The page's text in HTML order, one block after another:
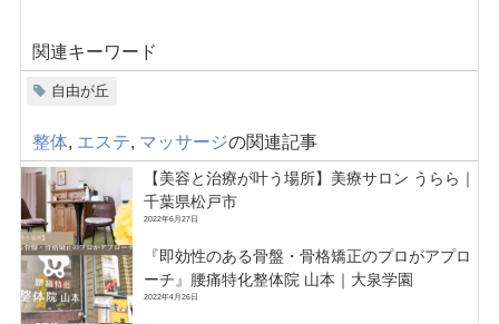
関連キーワード
自由が丘
整体, エステ, マッサージの関連記事
【美容と治療が叶う場所】美療サロン うらら｜
千葉県松戸市
2022年6月27日
『即効性のある骨盤・骨格矯正のプロがアプロ
ーチ』腰痛特化整体院 山本｜大泉学園
2022年4月26日